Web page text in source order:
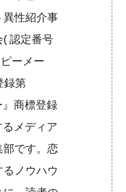
異性紹介事
( 認定番号
ーメー
録第
商標登録
メディア
部です。恋
ノウハウ